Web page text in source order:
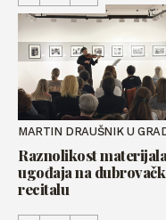
MARTIN DRAUŠNIK U
Raznolikost
ugođaja na
recitalu